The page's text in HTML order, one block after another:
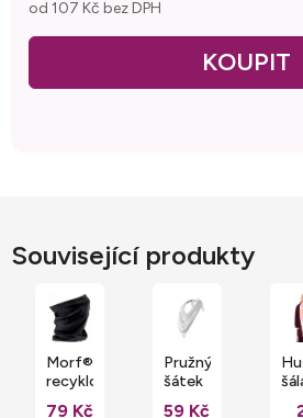
od 107 Kč bez DPH
Související produkty
Morf®
recyklovaný
79 Kč
Pružný
šátek
59 Kč